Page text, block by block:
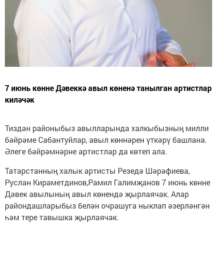
7 июнь көнне Дәвеккә авыл көненә танылган артистлар
киләчәк
Тиздән районыбыз авылларында халкыбызның милли
бәйрәме Сабантуйлар, авыл көннәрен үткәрү башлана.
Әлеге бәйрәмнәрне артистлар да көтеп ала.
Татарстанның халык артисты Резедә Шәрәфиева,
Руслан Кираметдинов,Рамил Галимҗанов 7 июнь көнне
Дәвек авылының авыл көнендә җырлаячак. Алар
райондашларыбыз белән очрашуга ныклап әзерләнгән
һәм тере тавышка җырлаячак.